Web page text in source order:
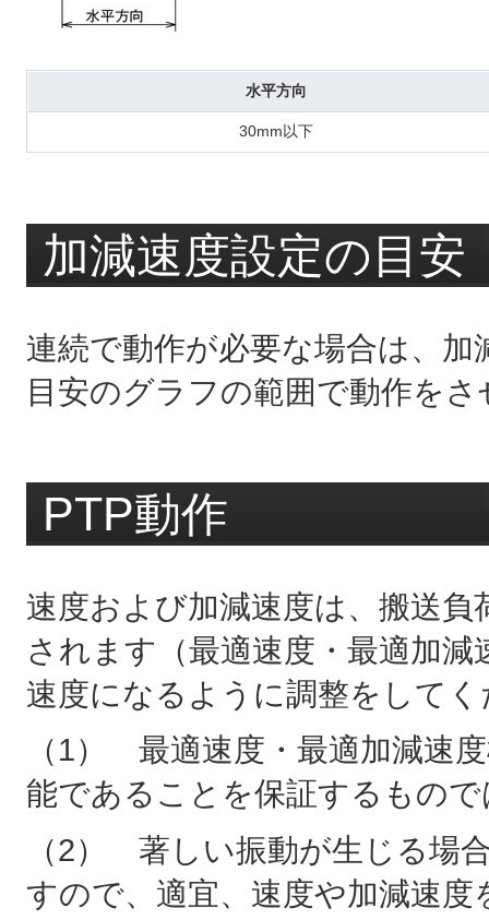
水平方向
30mm以下
加減速度設定の目安
連続で動作が必要な場合は、
目安のグラフの範囲で動作を
PTP動作
速度および加減速度は、搬送
されます（最適速度・最適加
速度になるように調整をして
（1） 最適速度・最適加減速
能であることを保証するもの
（2） 著しい振動が生じる場
すので、適宜、速度や加減速